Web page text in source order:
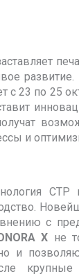
с 23 по 25
и
CTP
с
X не
и